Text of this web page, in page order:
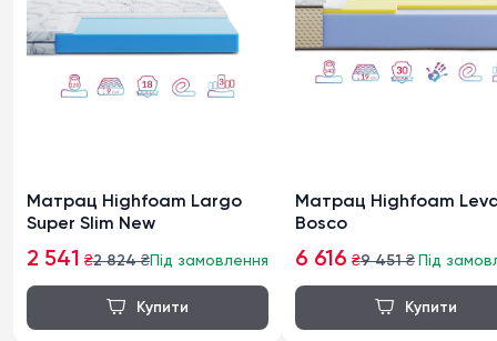
Матрац Highfoam Largo
Super Slim New
2 541 ₴2 824₴Під замовлення
Матрац Highfoam
Bosco
6 616 ₴9 451₴ Під